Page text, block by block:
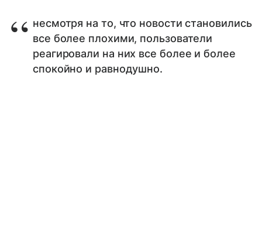
несмотря на то, что новости становились
все более плохими, пользователи
реагировали на них все более и более
спокойно и равнодушно.